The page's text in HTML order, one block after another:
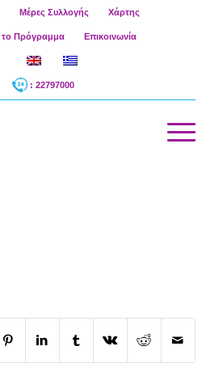
Μέρες Συλλογής Χάρτης
το Πρόγραμμα Επικοινωνία
: 22797000